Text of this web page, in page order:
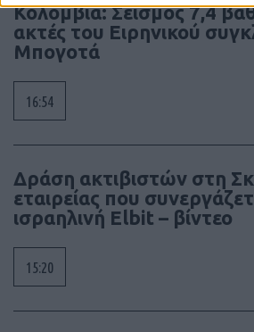
Κολομβία: Σεισμός 7,4
ακτές του Ειρηνικού
Μπογοτά
16:54
Δράση ακτιβιστών στη
εταιρείας που
ισραηλινή Elbit – βίντεο
15:20